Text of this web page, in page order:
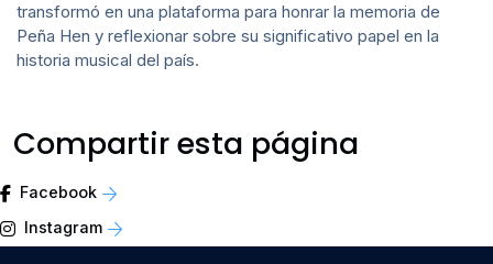
transformó en una plataforma para honrar la memoria de
Peña Hen y reflexionar sobre su significativo papel en la
historia musical del país.
Compartir esta página
Facebook
Instagram